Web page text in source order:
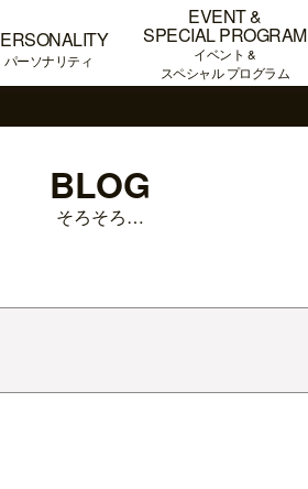
パーソナリティ
EVENT &
SPECIAL PROGRAM
イベント &
スペシャル プログラム
BLOG
そろそろ…